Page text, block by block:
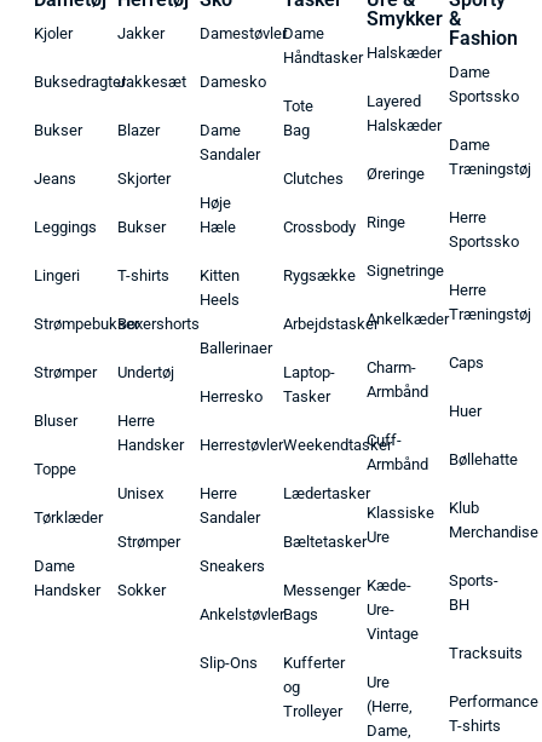
Kjoler
Buksedragter
Bukser
Jeans
Leggings
Lingeri
Strømpebukser
Strømper
Bluser
Toppe
Tørklæder
Dame
Handsker
Jakker
Jakkesæt
Blazer
Skjorter
Bukser
T-shirts
Boxershorts
Undertøj
Herre
Handsker
Unisex
Strømper
Sokker
Damestøvler
Damesko
Dame
Sandaler
Høje
Hæle
Kitten
Heels
Ballerinaer
Herresko
Herrestøvler
Herre
Sandaler
Sneakers
Ankelstøvler
Slip-Ons
Dame
Håndtasker
Tote
Bag
Clutches
Crossbody
Rygsække
Arbejdstasker
Laptop-
Tasker
Weekendtasker
Lædertasker
Bæltetasker
Messenger
Bags
Kufferter
og
Trolleyer
Smykker
Halskæder
Layered
Halskæder
Øreringe
Ringe
Signetringe
Ankelkæder
Charm-
Armbånd
Cuff-
Armbånd
Klassiske
Ure
Kæde-
Ure-
Vintage
Ure
(Herre,
Dame,
&
Fashion
Dame
Sportssko
Dame
Træningstøj
Herre
Sportssko
Herre
Træningstøj
Caps
Huer
Bøllehatte
Klub
Merchandise
Sports-
BH
Tracksuits
Performance
T-shirts